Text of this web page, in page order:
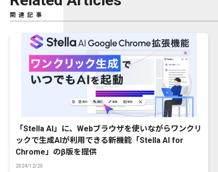
関連記事
「Stella AI」に、Webブラウザを使いながらワンクリ
ックで生成AIが利用できる新機能「Stella AI for
Chrome」のβ版を提供
2024/12/20